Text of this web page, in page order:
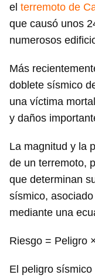
el terremoto de
que causó unos
numerosos
Más
doblete sísmico
una víctima
y daños
La magnitud y la
de un terremoto,
que determinan
sísmico,
mediante una
Riesgo = Peligro
El peligro